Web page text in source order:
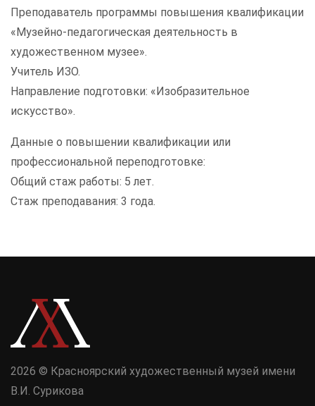
Преподаватель программы повышения квалификации
«Музейно-педагогическая деятельность в
художественном музее».
Учитель ИЗО.
Направление подготовки: «Изобразительное
искусство».
Данные о повышении квалификации или
профессиональной переподготовке:
Общий стаж работы: 5 лет.
Стаж преподавания: 3 года.
2026 © Красноярский художественный музей имени
В.И. Сурикова